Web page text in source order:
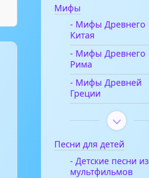
Мифы
- Мифы Древнего
Китая
- Мифы Древнего
Рима
- Мифы Древней
Греции
Песни для детей
- Детские песни из
мультфильмов